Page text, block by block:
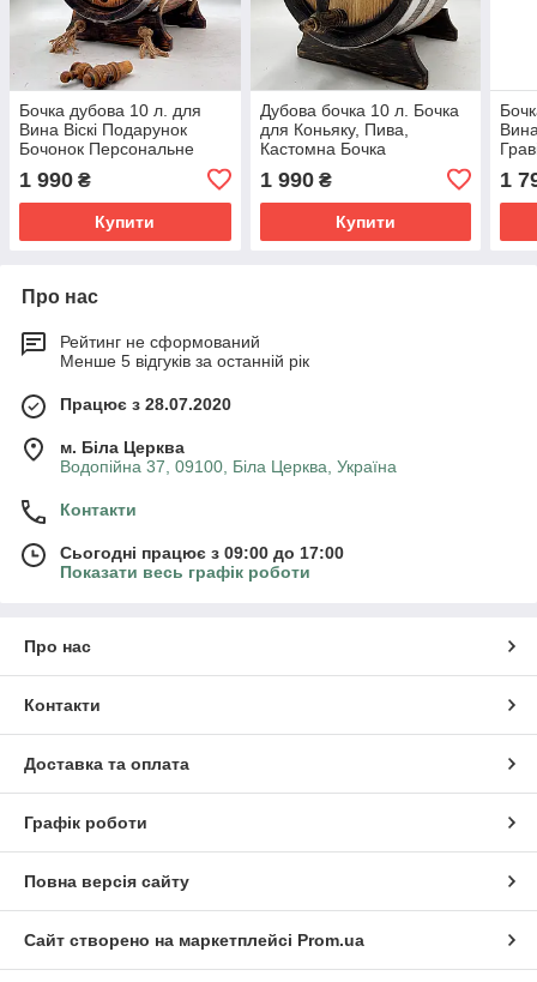
Бочка дубова 10 л. для
Вина Віскі Подарунок
Бочонок Персональне
Гравіювання, Подарунок
Побратиму
1 990 ₴
Купити
Дубова бочка 10 л. Бочка
для Коньяку, Пива,
Кастомна Бочка
Ювілей
1 990₴
Купити
1
Про нас
Рейтинг не сформований
Менше 5 відгуків за останній рік
Працює з 28.07.2020
м. Біла Церква
Водопійна 37, 09100, Біла Церква, Україна
Контакти
Сьогодні працює з 09:00 до 17:00
Показати весь графік роботи
Про нас
Контакти
Доставка та оплата
Графік роботи
Повна версія сайту
Сайт створено на маркетплейсі Prom.ua